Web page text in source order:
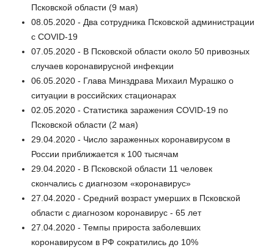
Псковской области (9 мая)
08.05.2020 - Два сотрудника Псковской администрации
с COVID-19
07.05.2020 - В Псковской области около 50 привозных
случаев коронавирусной инфекции
06.05.2020 - Глава Минздрава Михаил Мурашко о
ситуации в российских стационарах
02.05.2020 - Статистика заражения COVID-19 по
Псковской области (2 мая)
29.04.2020 - Число зараженных коронавирусом в
России приближается к 100 тысячам
29.04.2020 - В Псковской области 11 человек
скончались с диагнозом «коронавирус»
27.04.2020 - Средний возраст умерших в Псковской
области с диагнозом коронавирус - 65 лет
27.04.2020 - Темпы прироста заболевших
коронавирусом в РФ сократились до 10%